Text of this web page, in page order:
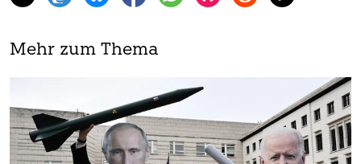
Mehr zum Thema